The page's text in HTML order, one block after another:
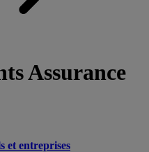
Assurance
et entreprises